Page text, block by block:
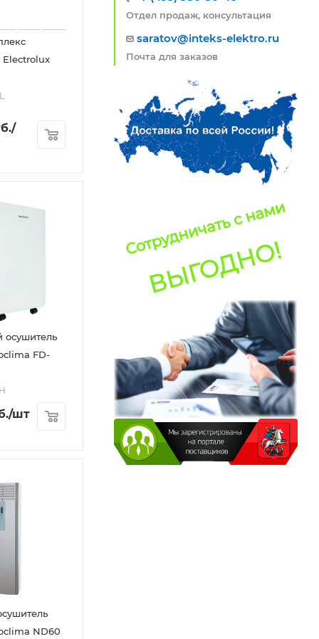
/
FD-
/шт
ND60
Отдел продаж, консультация
saratov@inteks-elektro.ru
Почта для заказов